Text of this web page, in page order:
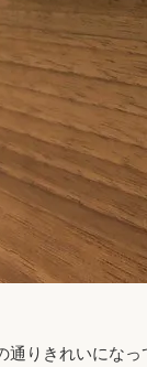
通りきれいにな